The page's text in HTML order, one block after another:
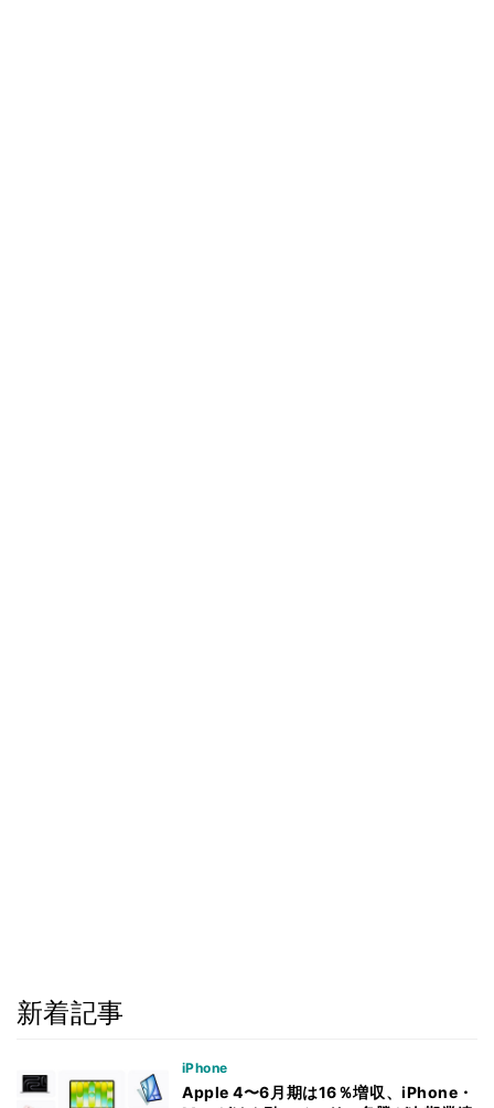
新着記事
iPhone
Apple 4〜6月期は16％増収、iPhone・